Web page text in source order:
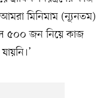
আমরা মিনিমাম (ন্যূনতম)
৫০০ জন নিয়ে কাজ